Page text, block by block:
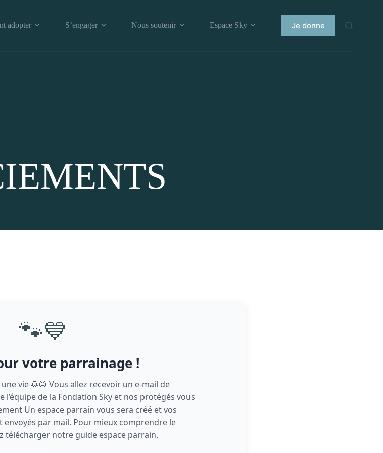
adopter S’engager Nous soutenir Espace Sky Contact
Je donne
🐾💙
votre parrainage !
vie 🐶🐱 Vous allez recevoir un e-mail de
de la Fondation Sky et nos protégés vous
Un espace parrain vous sera créé et vos
par mail. Pour mieux comprendre le
télécharger notre guide espace parrain.